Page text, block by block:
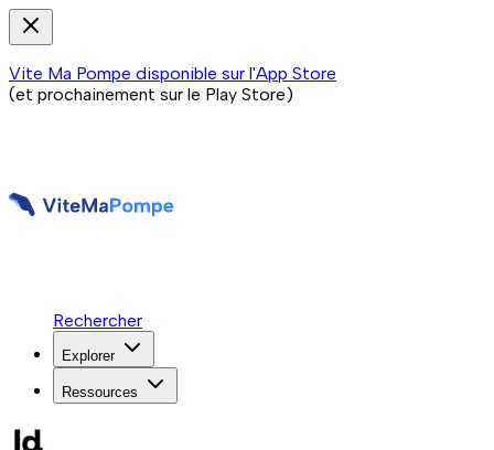
Vite Ma Pompe disponible sur l'App Store
(et prochainement sur le Play Store)
Rechercher
Explorer
Ressources